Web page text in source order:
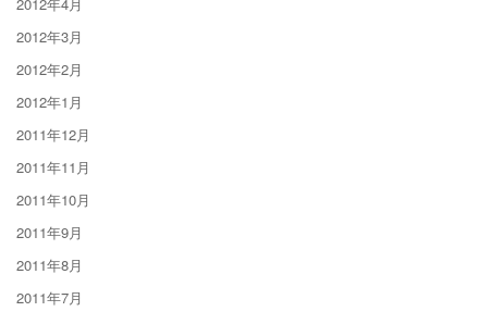
2012年3月
2012年2月
2012年1月
2011年12月
2011年11月
2011年10月
2011年9月
2011年8月
2011年7月